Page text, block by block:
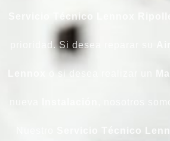
Servicio Técnico Lennox
prioridad. Si desea reparar su
o si desea realizar un
, nosotros
Servicio Técnico